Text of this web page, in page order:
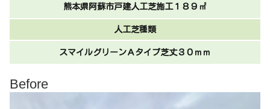
熊本県阿蘇市戸建人工芝施工１８９㎡
人工芝種類
スマイルグリーンＡタイプ芝丈３０ｍｍ
Before